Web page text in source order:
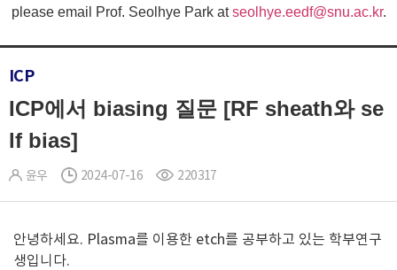
please email Prof. Seolhye Park atseolhye.eedf@snu.ac.kr.
ICP
ICP에서 biasing 질문 [RF sheath와 se
lf bias]
윤우 2024-07-16 220317
안녕하세요. Plasma를 이용한 etch를 공부하고 있는 학부연구
생입니다.